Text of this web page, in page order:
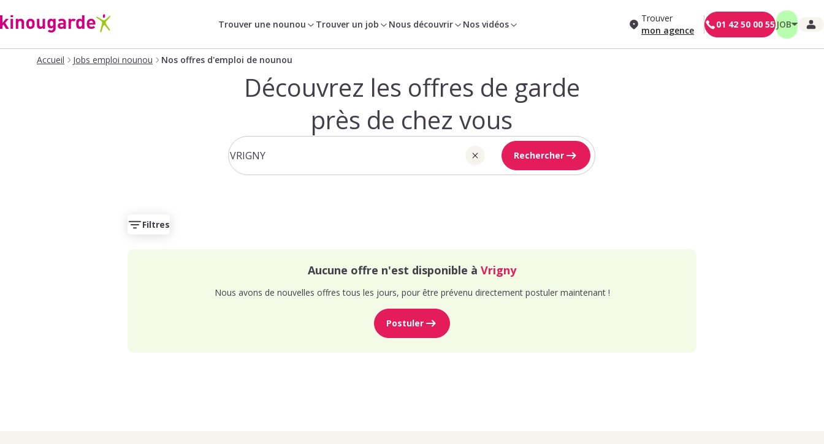
Trouver une nounou Trouver un job Nous découvrir Nos vidéos
Trouver
mon agence
01 42 50 00 55 JOB
Accueil Jobs emploi nounou Nos offres d'emploi de nounou
Découvrez les offres de garde
près de chez vous
Rechercher
Filtres
Aucune offre n'est disponible à Vrigny
Nous avons de nouvelles offres tous les jours, pour être prévenu directement postuler maintenant !
Postuler